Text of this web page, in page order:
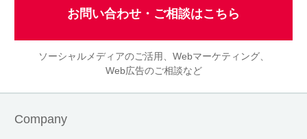
お問い合わせ・ご相談はこちら
ソーシャルメディアのご活用、Webマーケティング、
Web広告のご相談など
Company